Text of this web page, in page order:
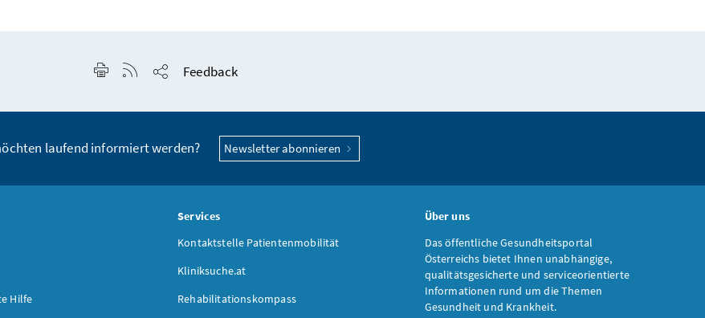
Seite drucken
RSS-Feed anzeigen
Feedback
laufend informiert werden? Newsletter abonnieren
Hilfe
Services
Kontaktstelle Patientenmobilität
Kliniksuche.at
Rehabilitationskompass
Über uns
Das öffentliche Gesundheitsportal
Österreichs bietet Ihnen unabhängige,
qualitätsgesicherte und serviceorientierte
Informationen rund um die Themen
Gesundheit und Krankheit.